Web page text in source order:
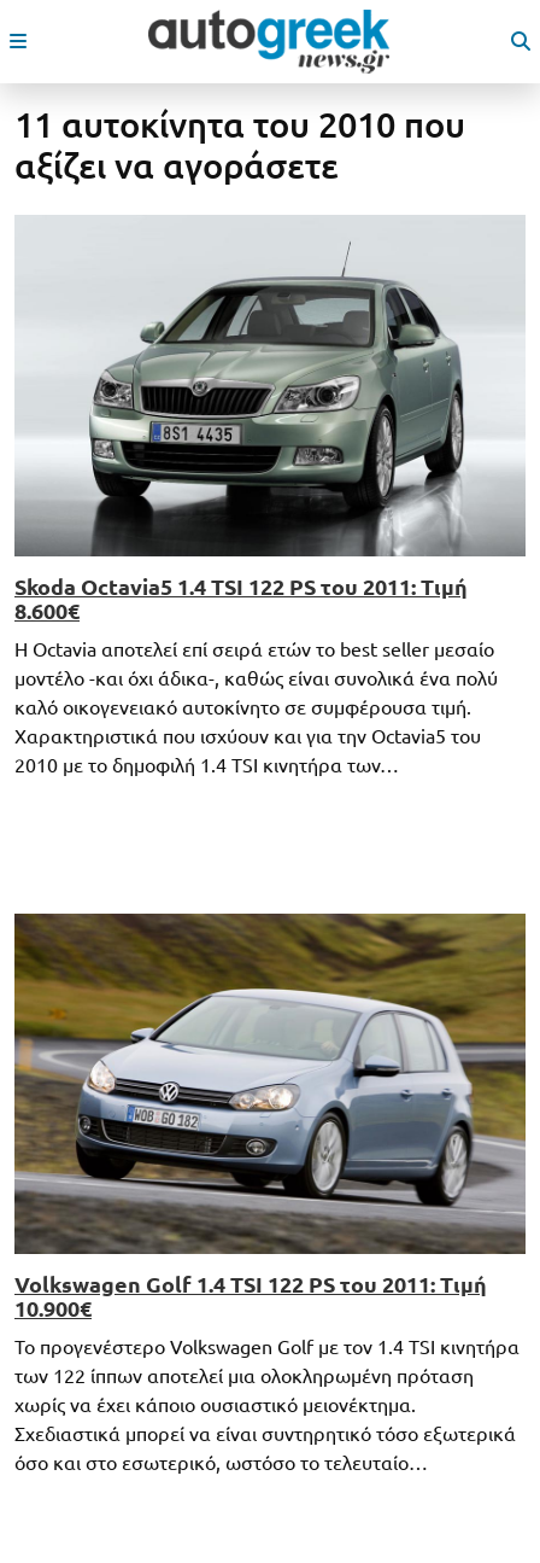
11 αυτοκίνητα του 2010 που
αξίζει να αγοράσετε
Skoda Octavia5 1.4 TSI 122 PS του 2011: Τιμή
8.600€
Η Octavia αποτελεί επί σειρά ετών το best seller μεσαίο
μοντέλο -και όχι άδικα-, καθώς είναι συνολικά ένα πολύ
καλό οικογενειακό αυτοκίνητο σε συμφέρουσα τιμή.
Χαρακτηριστικά που ισχύουν και για την Octavia5 του
2010 με το δημοφιλή 1.4 TSI κινητήρα των…
Volkswagen Golf 1.4 TSI 122 PS του 2011: Τιμή
10.900€
Το προγενέστερο Volkswagen Golf με τον 1.4 TSI κινητήρα
των 122 ίππων αποτελεί μια ολοκληρωμένη πρόταση
χωρίς να έχει κάποιο ουσιαστικό μειονέκτημα.
Σχεδιαστικά μπορεί να είναι συντηρητικό τόσο εξωτερικά
όσο και στο εσωτερικό, ωστόσο το τελευταίο…